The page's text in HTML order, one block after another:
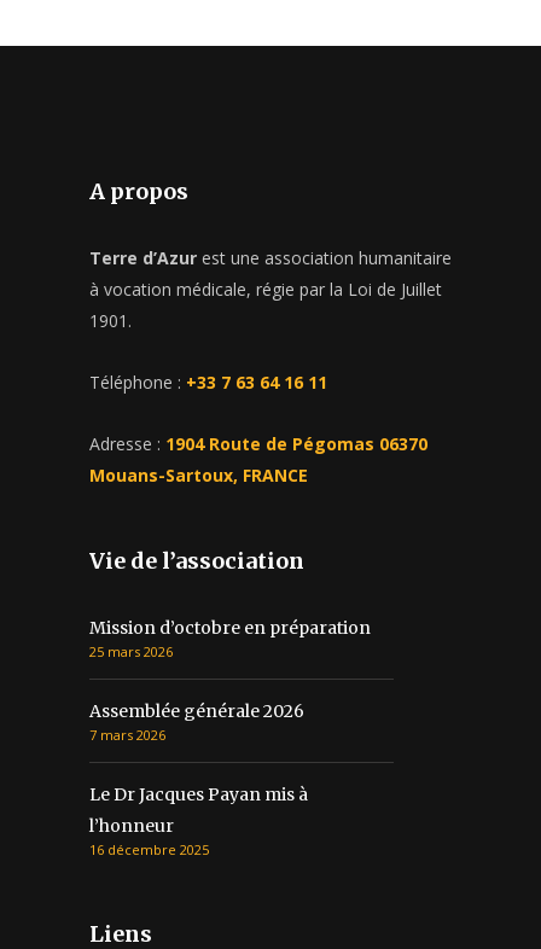
A propos
Terre d’Azur est une association humanitaire
à vocation médicale, régie par la Loi de Juillet
1901.
Téléphone : +33 7 63 64 16 11
Adresse : 1904 Route de Pégomas 06370
Mouans-Sartoux, FRANCE
Vie de l’association
Mission d’octobre en préparation
25 mars 2026
Assemblée générale 2026
7 mars 2026
Le Dr Jacques Payan mis à
l’honneur
16 décembre 2025
Liens